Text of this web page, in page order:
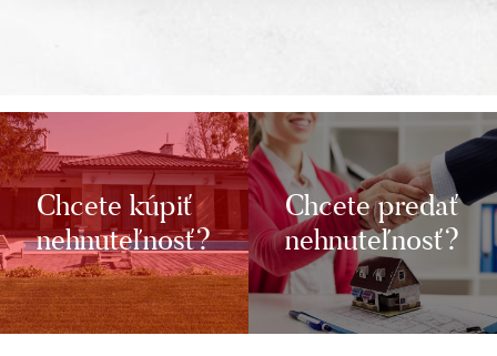
Chcete kúpiť
nehnuteľnosť?
Chcete predať
nehnuteľnosť?